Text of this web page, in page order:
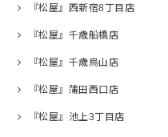
『松屋』西新宿8丁目店
『松屋』千歳船橋店
『松屋』千歳烏山店
『松屋』蒲田西口店
『松屋』池上3丁目店